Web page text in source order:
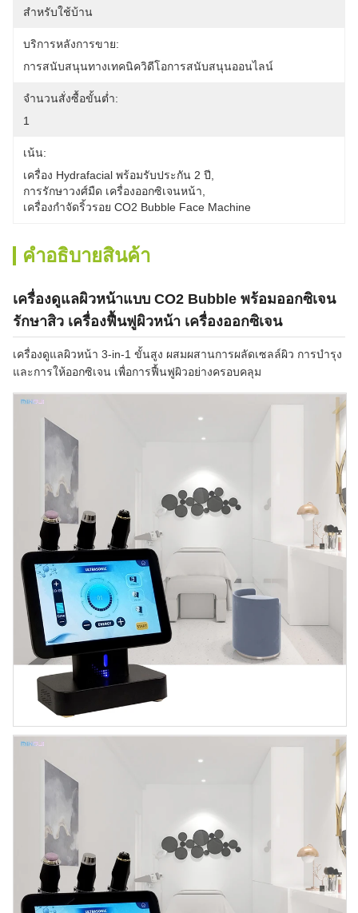
สำหรับใช้บ้าน
บริการหลังการขาย:
การสนับสนุนทางเทคนิควิดีโอการสนับสนุนออนไลน์
จำนวนสั่งซื้อขั้นต่ำ:
1
เน้น:
เครื่อง Hydrafacial พร้อมรับประกัน 2 ปี
การรักษาวงศ์มืด เครื่องออกซิเจนหน้า
เครื่องกําจัดริ้วรอย CO2 Bubble Face Machine
คําอธิบายสินค้า
เครื่องดูแลผิวหน้าแบบ CO2 Bubble พร้อมออกซิเจน
รักษาสิว เครื่องฟื้นฟูผิวหน้า เครื่องออกซิเจน
เครื่องดูแลผิวหน้า 3-in-1 ขั้นสูง ผสมผสานการผลัดเซลล์ผิว การบำรุง
และการให้ออกซิเจน เพื่อการฟื้นฟูผิวอย่างครอบคลุม